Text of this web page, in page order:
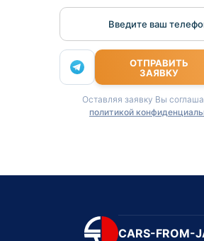
Введите ваш
ОТПРАВИТЬ
ЗАЯВКУ
Оставляя заявку Вы
политикой
CARS-FROM-